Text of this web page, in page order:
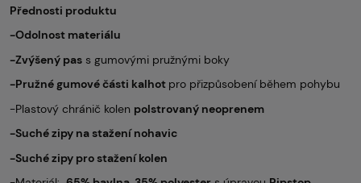
Přednosti produktu
-Odolnost materiálu
-Zvýšený pas s gumovými pružnými boky
-Pružné gumové části kalhot pro přizpůsobení během pohybu
-Plastový chránič kolen polstrovaný neoprenem
-Suché zipy na stažení nohavic
-Suché zipy pro stažení kolen